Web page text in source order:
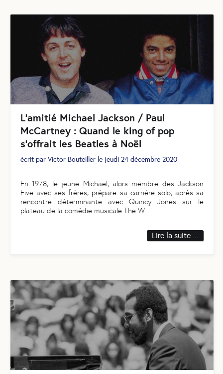
L’amitié Michael Jackson / Paul
McCartney : Quand le king of pop
s’offrait les Beatles à Noël
écrit par Victor Bouteiller le jeudi 24 décembre 2020
​​​​​​​En 1978, le jeune Michael, alors membre des Jackson
Five avec ses frères, prépare sa carrière solo, après sa
rencontre déterminante avec Quincy Jones sur le
plateau de la comédie musicale The W
Lire la suite ...